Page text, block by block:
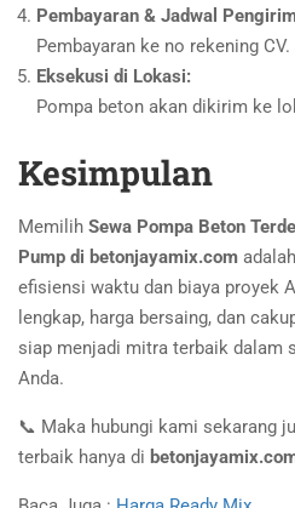
Pembayaran & Jadwal
Pembayaran ke no rekening
Eksekusi di Lokasi:
Pompa beton akan dikirim ke
Kesimpulan
Memilih Sewa Pompa Beton
Pump di betonjayamix.com
efisiensi waktu dan biaya proyek
lengkap, harga bersaing, dan
siap menjadi mitra terbaik dalam
Anda.
📞 Maka hubungi kami sekarang
terbaik hanya di